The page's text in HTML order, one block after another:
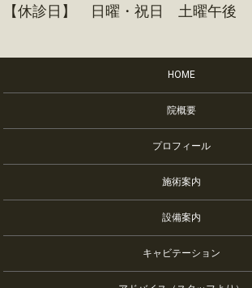
【休診日】 日曜・祝日 土曜午後
HOME
院概要
プロフィール
施術案内
設備案内
キャビテーション